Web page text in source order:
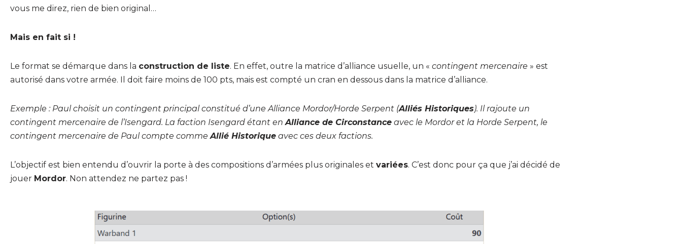
vous me direz, rien de bien original…
Mais en fait si !
Le format se démarque dans la construction de liste. En effet, outre la matrice d’alliance usuelle, un « contingent mercenaire » est
autorisé dans votre armée. Il doit faire moins de 100 pts, mais est compté un cran en dessous dans la matrice d’alliance.
Exemple : Paul choisit un contingent principal constitué d’une Alliance Mordor/Horde Serpent (Alliés Historiques). Il rajoute un
contingent mercenaire de l’Isengard. La faction Isengard étant enAlliance de Circonstance avec le Mordor et la Horde Serpent, le
contingent mercenaire de Paul compte commeAllié Historique avec ces deux factions.
L’objectif est bien entendu d’ouvrir la porte à des compositions d’armées plus originales et variées. C’est donc pour ça que j’ai décidé de
jouer Mordor. Non attendez ne partez pas !